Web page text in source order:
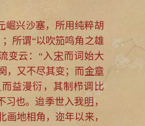
崛兴沙塞，所用纯粹胡
；所谓“以吹笳鸣角之雄
变云：“入宋而词始大
，又不尽其变；而金章
而益漫衍，其制栉调比
习也。迨季世入我明，
地相角，迩年以来，